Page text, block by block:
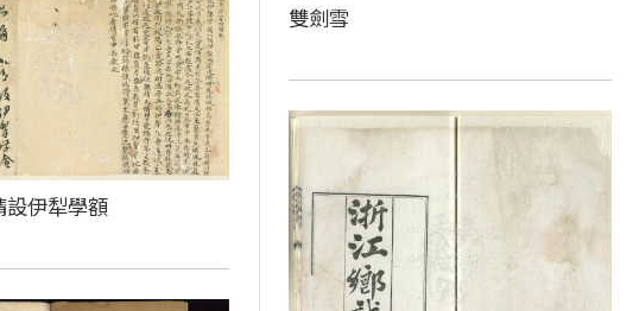
雙劍雪
設伊犁學額